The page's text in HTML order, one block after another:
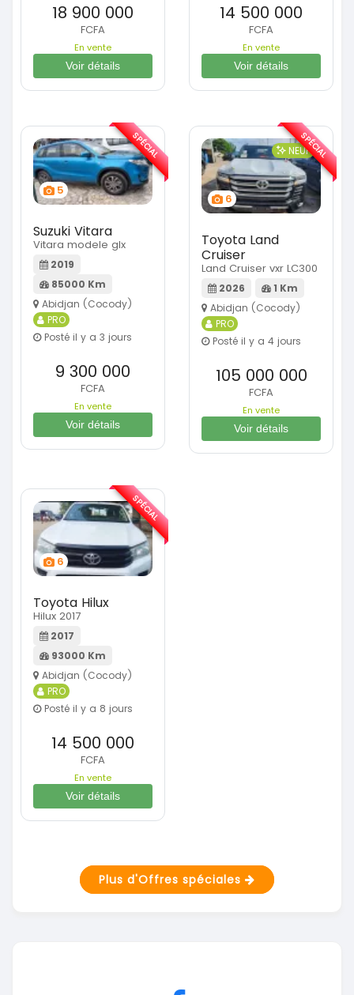
18 900 000
FCFA
En vente
Voir détails
14 500 000
FCFA
En vente
Voir détails
5
Suzuki Vitara
Vitara modele glx
2019
85000 Km
Abidjan (Cocody)
PRO
Posté il y a 3 jours
9 300 000
FCFA
En vente
Voir détails
SPÉCIAL
6
NEUF
Toyota Land
Cruiser
Land Cruiser vxr LC300
2026
1 Km
Abidjan (Cocody)
PRO
Posté il y a 4 jours
105 000 000
FCFA
En vente
Voir détails
SPÉCIAL
6
Toyota Hilux
Hilux 2017
2017
93000 Km
Abidjan (Cocody)
PRO
Posté il y a 8 jours
14 500 000
FCFA
En vente
Voir détails
SPÉCIAL
Plus d'Offres spéciales